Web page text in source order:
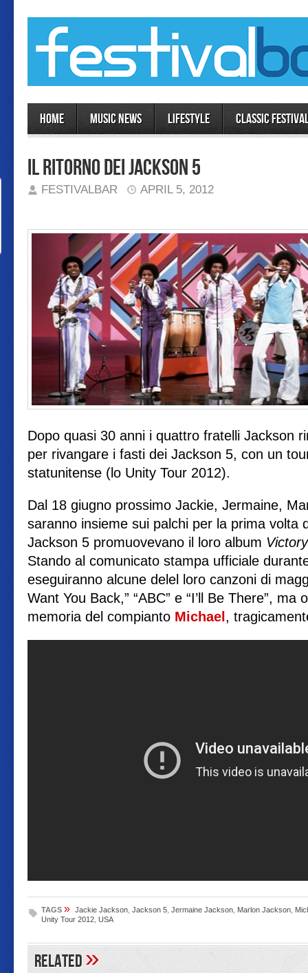
Home MUSIC NEWS LIFESTYLE Classic
Il ritorno dei Jackson 5
FESTIVALBAR APRIL 5, 2012
Dopo quasi 30 anni i quattro fratelli Jackson
per rivangare i fasti dei Jackson 5, con un
statunitense (lo Unity Tour 2012).
Dal 18 giugno prossimo Jackie, Jermaine,
saranno insieme sui palchi per la prima volta
Jackson 5 promuovevano il loro album Victory
Stando al comunicato stampa ufficiale
eseguiranno alcune delel loro canzoni di
Want You Back,” “ABC” e “I’ll Be There”, ma
memoria del compianto Michael ,
TAGS » Jackie Jackson Jackson 5 Jermaine Jackson Marlon Jackson
Unity Tour 2012 USA
Related»